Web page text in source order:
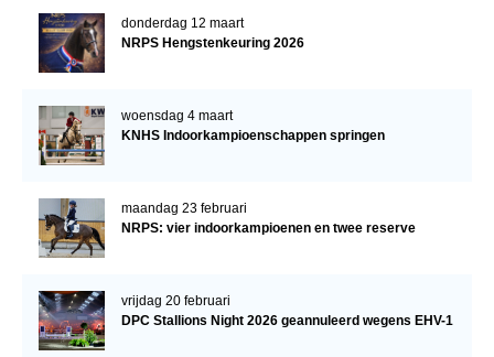
donderdag 12 maart
NRPS Hengstenkeuring 2026
woensdag 4 maart
KNHS Indoorkampioenschappen springen
maandag 23 februari
NRPS: vier indoorkampioenen en twee reserve
vrijdag 20 februari
DPC Stallions Night 2026 geannuleerd wegens EHV-1